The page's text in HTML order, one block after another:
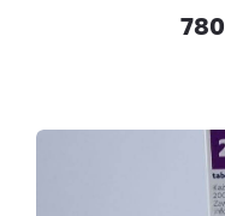
780